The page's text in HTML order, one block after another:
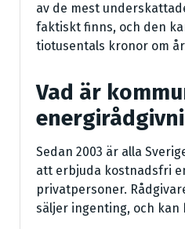
av de mest
faktiskt finns, och den
tiotusentals kronor om
Vad är
Sedan 2003 är alla
att erbjuda kostnadsfri
privatpersoner.
säljer ingenting, och kan